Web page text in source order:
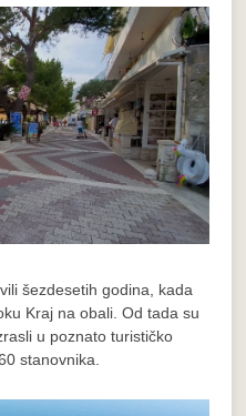
šezdesetih godina, kada
Kraj na obali. Od tada su
u poznato turističko
stanovnika.